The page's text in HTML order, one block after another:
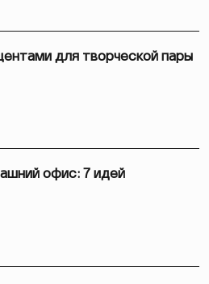
для творческой пары
офис: 7 идей